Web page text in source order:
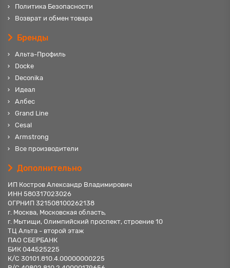
Политика Безопасности
Возврат и обмен товара
Бренды
Альта-Профиль
Docke
Deconika
Идеал
Албес
Grand Line
Cesal
Armstrong
Все производители
Дополнительно
ИП Костров Александр Владимирович
ИНН 580317023026
ОГРНИП 321508100262138
г. Москва, Московская область,
г. Мытищи, Олимпийский проспект, строение 10
ТЦ Альта - второй этаж
ПАО СБЕРБАНК
БИК 044525225
К/С 30101.810.4.00000000225